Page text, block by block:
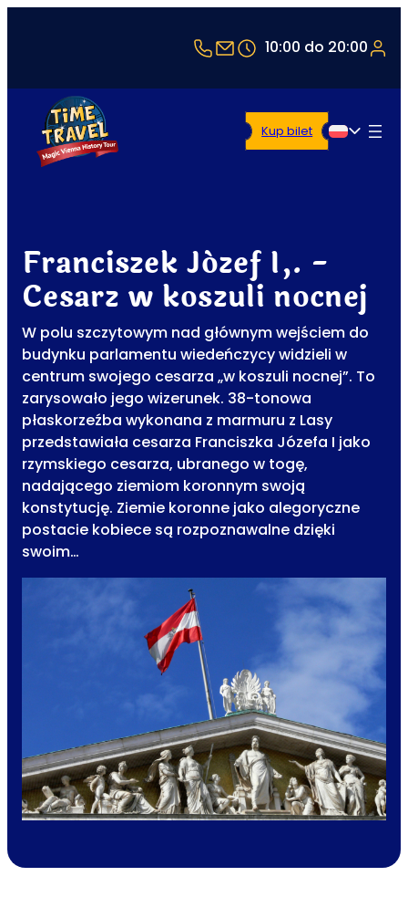
+43 1 5321514
office@timetravel-
10:00 do 20:00
Polski
Kup bilet
Franciszek Józef I,. -
Cesarz w koszuli nocnej
W polu szczytowym nad głównym wejściem do
budynku parlamentu wiedeńczycy widzieli w
centrum swojego cesarza „w koszuli nocnej”. To
zarysowało jego wizerunek. 38-tonowa
płaskorzeźba wykonana z marmuru z Lasy
przedstawiała cesarza Franciszka Józefa I jako
rzymskiego cesarza, ubranego w togę,
nadającego ziemiom koronnym swoją
konstytucję. Ziemie koronne jako alegoryczne
postacie kobiece są rozpoznawalne dzięki
swoim…